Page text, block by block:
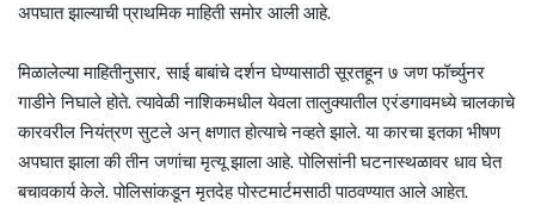
अपघात झाल्याची प्राथमिक माहिती समोर आली आहे.
मिळालेल्या माहितीनुसार, साई बाबांचे दर्शन घेण्यासाठी सूरतहून ७ जण फॉर्च्युनर
गाडीने निघाले होते. त्यावेळी नाशिकमधील येवला तालुक्यातील एरंडगावमध्ये चालकाचे
कारवरील नियंत्रण सुटले अन् क्षणात होत्याचे नव्हते झाले. या कारचा इतका भीषण
अपघात झाला की तीन जणांचा मृत्यू झाला आहे. पोलिसांनी घटनास्थळावर धाव घेत
बचावकार्य केले. पोलिसांकडून मृतदेह पोस्टमार्टमसाठी पाठवण्यात आले आहेत.